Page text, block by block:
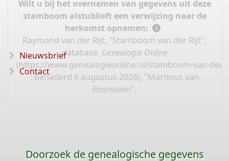
Wilt u bij het overnemen van gegevens uit deze
stamboom alstublieft een verwijzing naar de
herkomst opnemen:
Raymond van der Rijt, "Stamboom van der Rijt",
database, Genealogie Online
(https://www.genealogieonline.nl/stamboom-van-
: benaderd 6 augustus 2026), "Martinus van
Rosmalen".
Nieuwsbrief
Contact
Doorzoek de genealogische gegevens